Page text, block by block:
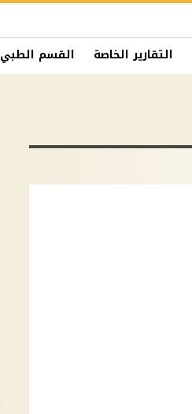
التقارير الخاصة القسم الطبي